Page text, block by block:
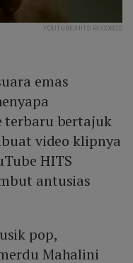
YOUTUBE/HITS RECORDS
emas
terbaru bertajuk
video klipnya
HITS
antusias
pop,
Mahalini